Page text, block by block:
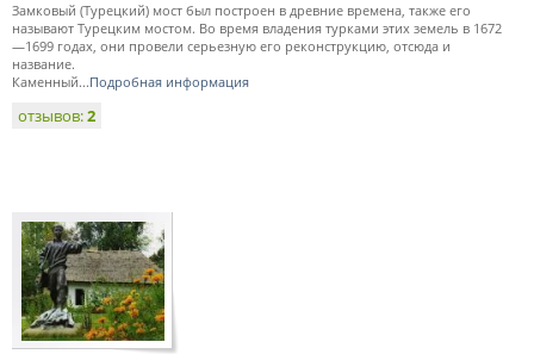
Замковый (Турецкий) мост был построен в древние времена, также его
называют Турецким мостом. Во время владения турками этих земель в 1672
—1699 годах, они провели серьезную его реконструкцию, отсюда и
название.
Каменный...Подробная информация
отзывов:2